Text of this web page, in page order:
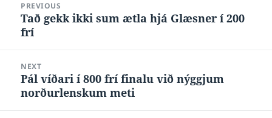
navigation
PREVIOUS
Previous
post:
Tað gekk ikki sum ætla hjá Glæsner í 200
frí
NEXT
Next
post:
Pál víðari í 800 frí finalu við nýggjum
norðurlenskum meti